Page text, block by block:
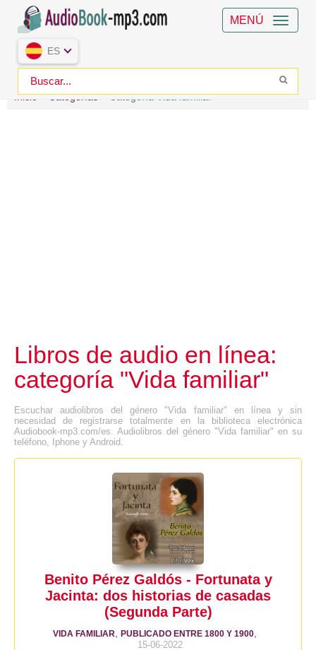
MENÚ
ES
Inicio Categorías Categoría Vida familiar
Libros de audio en línea:
categoría "Vida familiar"
Escuchar audiolibros del género "Vida familiar" en línea y sin
necesidad de registrarse totalmente en la biblioteca electrónica
Audiobook-mp3.com/es. Audiolibros del género "Vida familiar" en su
teléfono, Iphone y Android.
Benito Pérez Galdós - Fortunata y
Jacinta: dos historias de casadas
(Segunda Parte)
VIDA FAMILIAR PUBLICADO ENTRE 1800 Y 1900,
15-06-2022